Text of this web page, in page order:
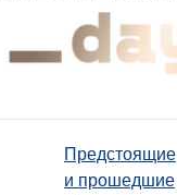
Предстоящие
и прошедшие